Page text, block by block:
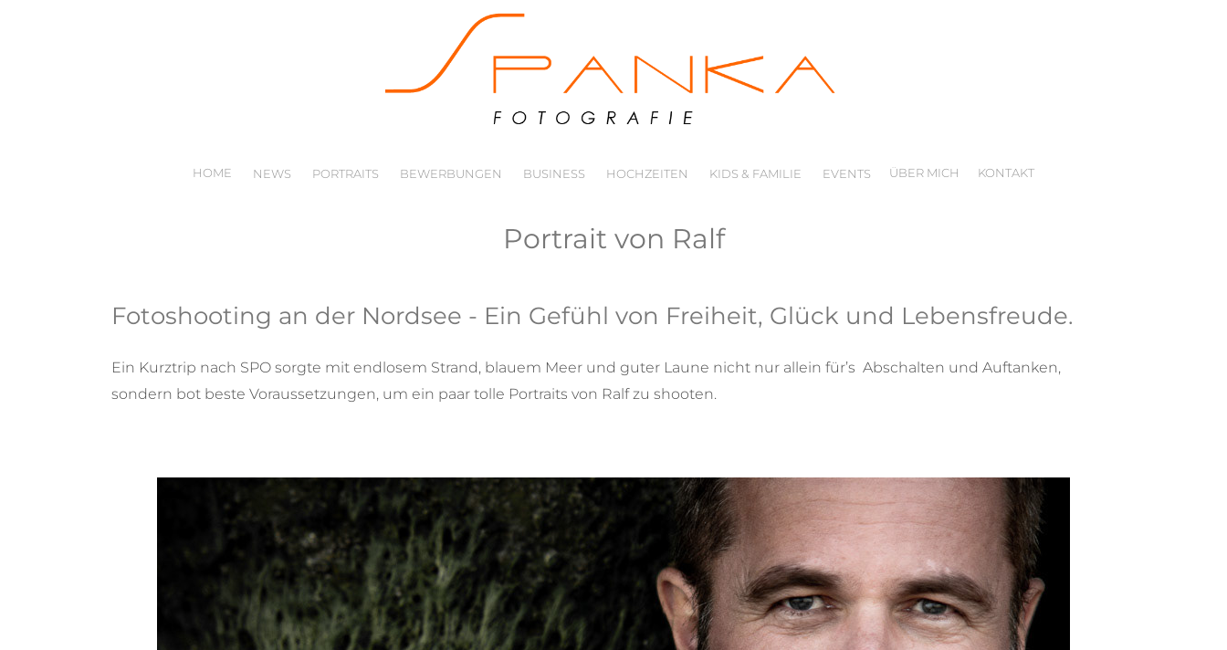
HOME NEWS PORTRAITS BEWERBUNGEN BUSINESS HOCHZEITEN KIDS & FAMILIE EVENTS ÜBER MICH KONTAKT
Portrait von Ralf
Fotoshooting an der Nordsee - Ein Gefühl von Freiheit, Glück und Lebensfreude.
Ein Kurztrip nach SPO sorgte mit endlosem Strand, blauem Meer und guter Laune nicht nur allein für’s Abschalten und Auftanken,
sondern bot beste Voraussetzungen, um ein paar tolle Portraits von Ralf zu shooten.